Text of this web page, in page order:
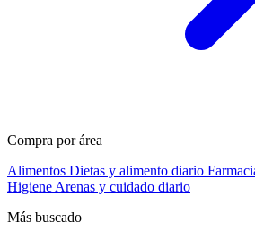
Compra por área
Alimentos Dietas y alimento diario
Higiene Arenas y cuidado diario
Más buscado